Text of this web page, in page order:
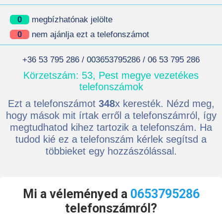
0
megbízhatónak jelölte
0
nem ajánlja ezt a telefonszámot
+36 53 795 286 / 003653795286 / 06 53 795 286
Körzetszám: 53, Pest megye vezetékes
telefonszámok
Ezt a telefonszámot 348x keresték. Nézd meg,
hogy mások mit írtak erről a telefonszámról, így
megtudhatod kihez tartozik a telefonszám. Ha
tudod kié ez a telefonszám kérlek segítsd a
többieket egy hozzászólással.
Mi a véleményed a 0653795286
telefonszámról?